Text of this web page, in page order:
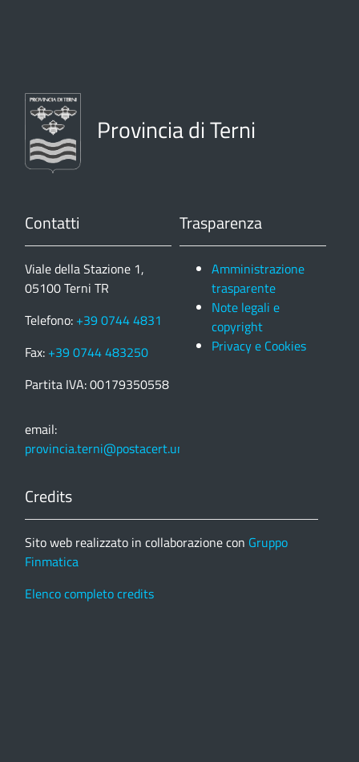
Provincia di Terni
Contatti
Viale della Stazione 1,
05100 Terni TR
Telefono: +39 0744 4831
Fax: +39 0744 483250
Partita IVA: 00179350558
email:
provincia.terni@postacert.umbria.it
Trasparenza
Amministrazione
trasparente
Note legali e
copyright
Privacy e Cookies
Credits
Sito web realizzato in collaborazione con Gruppo
Finmatica
Elenco completo credits